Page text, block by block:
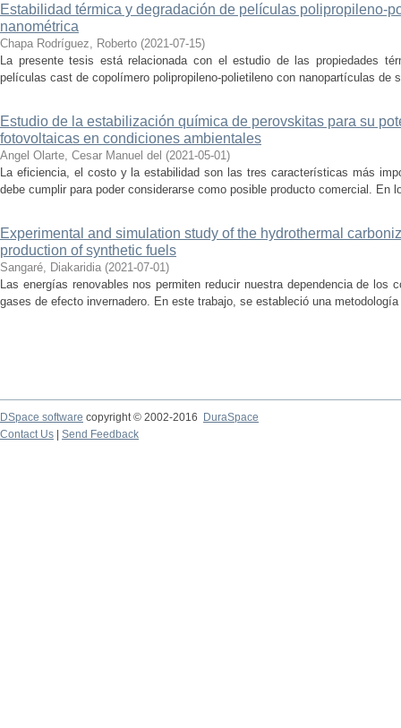
Estabilidad térmica y degradación de películas polipropileno-
nanométrica
Chapa Rodríguez, Roberto (2021-07-15)
La presente tesis está relacionada con el estudio de las propiedades
películas cast de copolímero polipropileno-polietileno con nanopartículas
Estudio de la estabilización química de perovskitas para su
fotovoltaicas en condiciones ambientales
Angel Olarte, Cesar Manuel del (2021-05-01)
La eficiencia, el costo y la estabilidad son las tres características más
debe cumplir para poder considerarse como posible producto comercial. En
Experimental and simulation study of the hydrothermal
production of synthetic fuels
Sangaré, Diakaridia (2021-07-01)
Las energías renovables nos permiten reducir nuestra dependencia de los
gases de efecto invernadero. En este trabajo, se estableció una
DSpace software copyright © 2002-2016
DuraSpace
Contact Us
Send Feedback